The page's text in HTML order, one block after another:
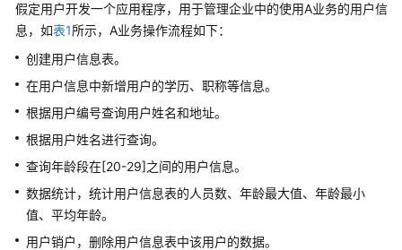
公
告
品
介
绍
计
费
说
明
假定用户开发一个应用程序，用于管理企业中的使用A业务的用户信
息，如表1所示，A业务操作流程如下：
创建用户信息表。
在用户信息中新增用户的学历、职称等信息。
根据用户编号查询用户姓名和地址。
根据用户姓名进行查询。
查询年龄段在[20-29]之间的用户信息。
数据统计，统计用户信息表的人员数、年龄最大值、年龄最小
值、平均年龄。
用户销户，删除用户信息表中该用户的数据。